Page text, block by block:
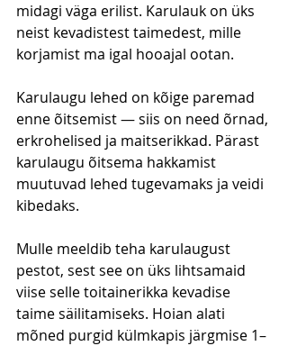
midagi väga erilist. Karulauk on üks
neist kevadistest taimedest, mille
korjamist ma igal hooajal ootan.
Karulaugu lehed on kõige paremad
enne õitsemist — siis on need õrnad,
erkrohelised ja maitserikkad. Pärast
karulaugu õitsema hakkamist
muutuvad lehed tugevamaks ja veidi
kibedaks.
Mulle meeldib teha karulaugust
pestot, sest see on üks lihtsamaid
viise selle toitainerikka kevadise
taime säilitamiseks. Hoian alati
mõned purgid külmkapis järgmise 1–